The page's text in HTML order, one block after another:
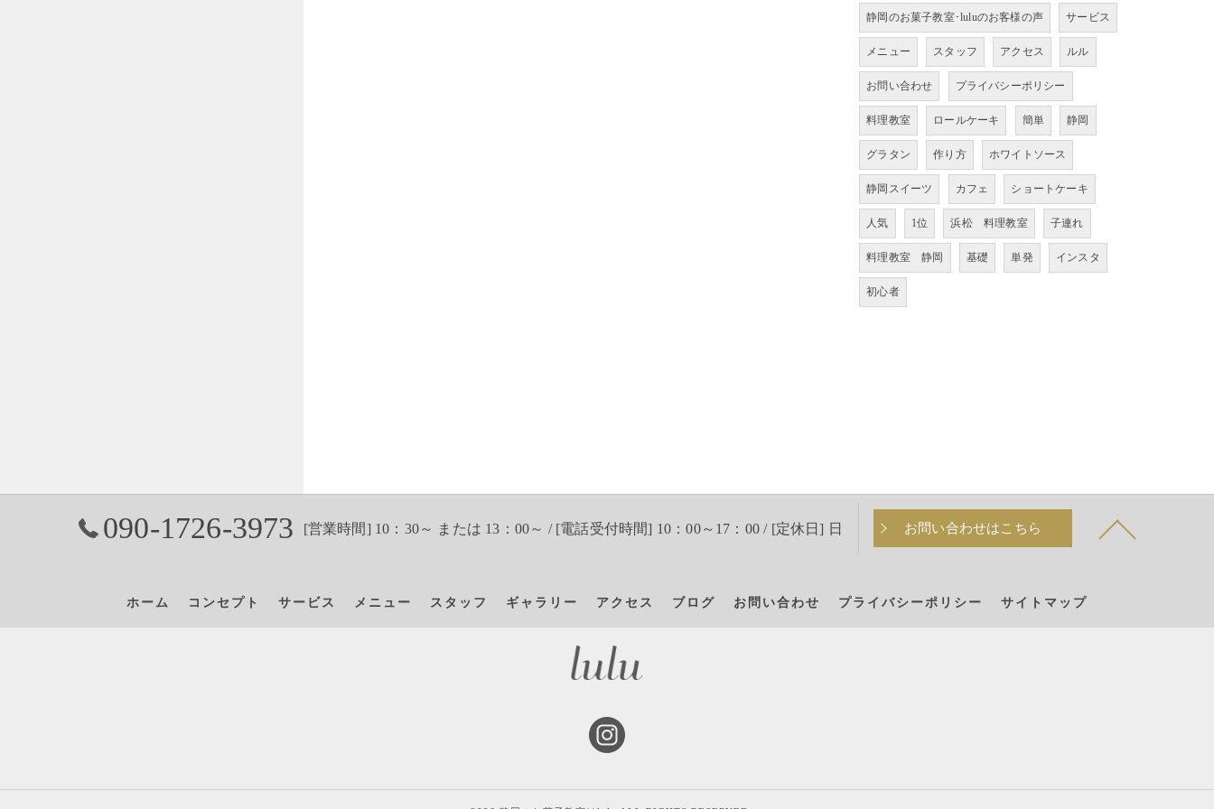
静岡のお菓子教室･luluのお客様の声 サービス
メニュー スタッフ アクセス ルル
お問い合わせ プライバシーポリシー
料理教室 ロールケーキ 簡単 静岡
グラタン 作り方 ホワイトソース
静岡スイーツ カフェ ショートケーキ
人気 1位 浜松 料理教室 子連れ
料理教室 静岡 基礎 単発 インスタ
初心者
090-1726-3973 [営業時間] 10：30～ または 13：00～ / [電話受付時間] 10：00～17：00 / [定休日] 日 お問い合わせはこちら
ホーム コンセプト サービス メニュー スタッフ ギャラリー アクセス ブログ お問い合わせ プライバシーポリシー サイトマップ